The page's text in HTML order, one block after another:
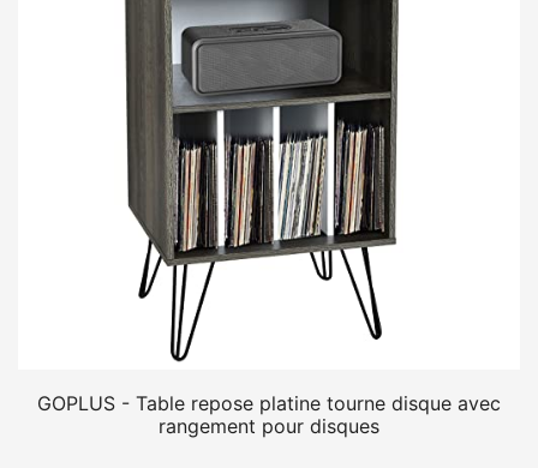
GOPLUS - Table repose platine tourne disque avec
rangement pour disques